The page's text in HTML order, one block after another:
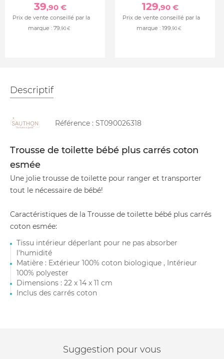
39,90 €
Prix de vente conseillé par la
marque : 79,90 €
129,90 €
Prix de vente conseillé par la
marque : 199,90 €
Descriptif
Référence : ST090026318
Trousse de toilette bébé plus carrés coton
esmée
Une jolie trousse de toilette pour ranger et transporter
tout le nécessaire de bébé!
Caractéristiques de la Trousse de toilette bébé plus carrés
coton esmée:
Tissu intérieur déperlant pour ne pas absorber
l'humidité
Matière : Extérieur 100% coton biologique , Intérieur
100% polyester
Dimensions : 22 x 14 x 11 cm
Inclus des carrés coton
Suggestion pour vous